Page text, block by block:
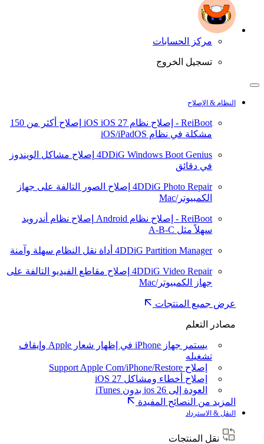
مركز الحسابات
تسجيل الخروج
النظام & الإصلاح
ReiBoot - إصلاح نظام iOS iOS 27
إصلاح أكثر من 150
مشكلة في نظام iOS/iPadOS
4DDiG Windows Boot Genius إصلاح مشاكل الويندوز
في دقائق
4DDiG Photo Repair إصلاح الصور التالفة على جهاز
الكمبيوتر/Mac
ReiBoot - إصلاح نظام Android
إصلاح نظام أندرويد
سهلاً مثل A-B-C
4DDiG Partition Manager أداة نقل النظام سهلة وآمنة
4DDiG Video Repair إصلاح مقاطع الفيديو التالفة على
جهاز الكمبيوتر/Mac
عرض جميع المنتجات
مصادر التعلم
يستمر جهاز iPhone في إظهار شعار Apple وإيقاف
تشغيله
إصلاح Support Apple Com/iPhone/Restore
إصلاح أخطاء ومشاكل iOS 27
العودة إلى ios 26 بدون iTunes
المزيد من النصائح المفيدة
النقل & الاسترداد
نقل المنتجات